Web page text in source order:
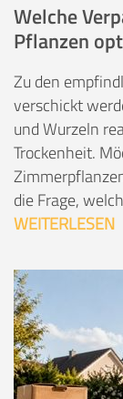
Welche
Pflanzen
Zu den
verschickt
und Wurzeln
Trockenheit.
die Frage,
WEITERLESEN